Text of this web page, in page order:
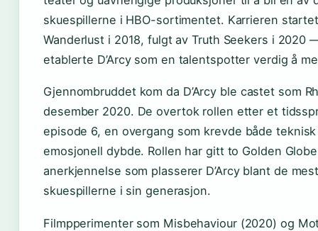
skuespillerne i HBO-sortimentet. Karrieren
Wanderlust i 2018, fulgt av Truth Seekers i 2020
etablerte D’Arcy som en talentspotter verdig å
Gjennombruddet kom da D’Arcy ble castet som
desember 2020. De overtok rollen etter et
episode 6, en overgang som krevde både
emosjonell dybde. Rollen har gitt to Golden
anerkjennelse som plasserer D’Arcy blant de
skuespillerne i sin generasjon.
Filmpperimenter som Misbehaviour (2020) og